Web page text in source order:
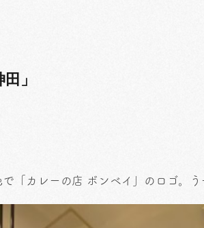
」
「カレーの店 ボンベイ」のロゴ。う